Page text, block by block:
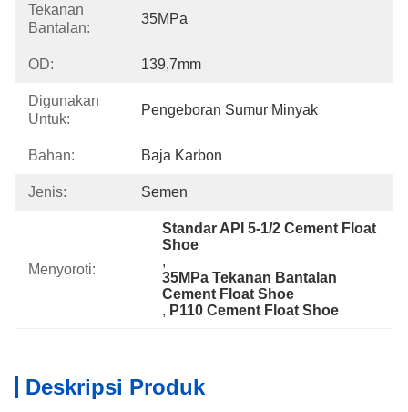
Tekanan
Bantalan:
35MPa
OD: 139,7mm
Digunakan
Untuk:
Pengeboran Sumur Minyak
Bahan: Baja Karbon
Jenis: Semen
Menyoroti:
Standar API 5-1/2 Cement Float
Shoe
,
35MPa Tekanan Bantalan
Cement Float Shoe
, P110 Cement Float Shoe
Deskripsi Produk